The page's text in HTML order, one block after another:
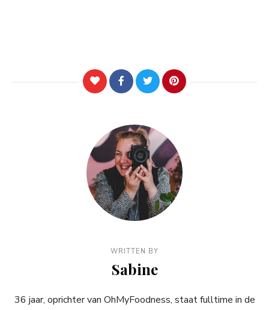
WRITTEN BY
Sabine
36 jaar, oprichter van OhMyFoodness, staat fulltime in de